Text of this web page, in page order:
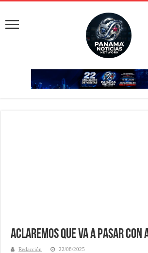
Aclaremos que va a pasar con
Redacción 22/08/2025